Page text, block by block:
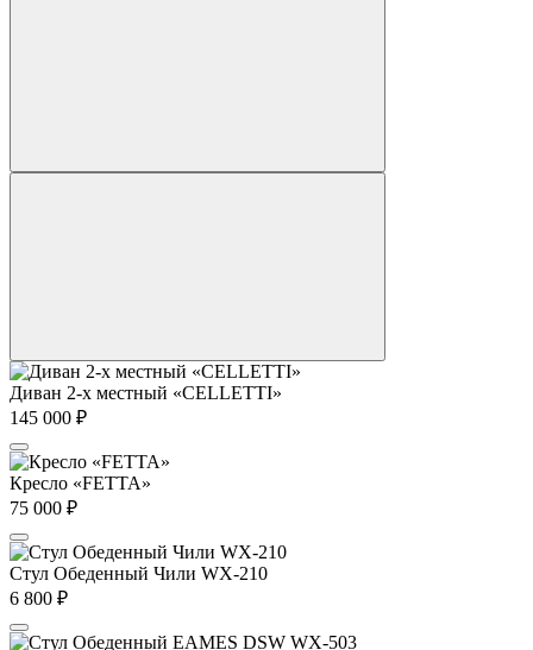
Диван 2-х местный «CELLETTI»
145 000 ₽
Кресло «FETTA»
75 000 ₽
Стул Обеденный Чили WX-210
6 800 ₽